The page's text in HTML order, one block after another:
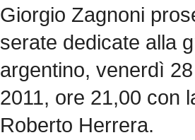
Giorgio Zagnoni
serate dedicate alla
argentino, venerdì
2011, ore 21,00 con
Roberto Herrera.